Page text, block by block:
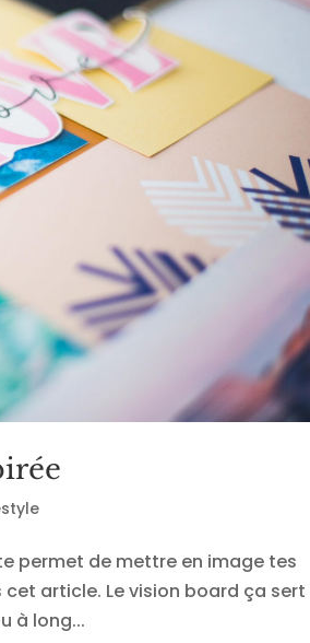
permet de mettre en image tes
article. Le vision board ça
à long...